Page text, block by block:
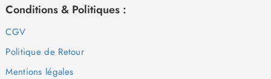
Conditions & Politiques :
CGV
Politique de Retour
Mentions légales